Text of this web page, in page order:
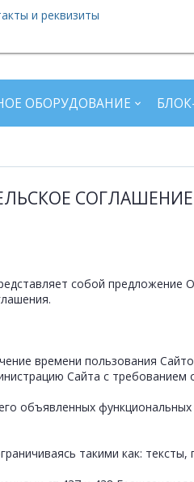
и реквизиты
ОБОРУДОВАНИЕ
СОГЛАШЕНИЕ
собой
времени пользования
Сайта с
объявленных
такими как: тексты,